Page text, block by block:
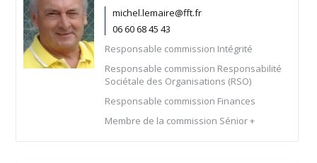
michel.lemaire@fft.fr
06 60 68 45 43
Responsable commission Intégrité
Responsable commission Responsabilité
Sociétale des Organisations (RSO)
Responsable commission Finances
Membre de la commission Sénior +